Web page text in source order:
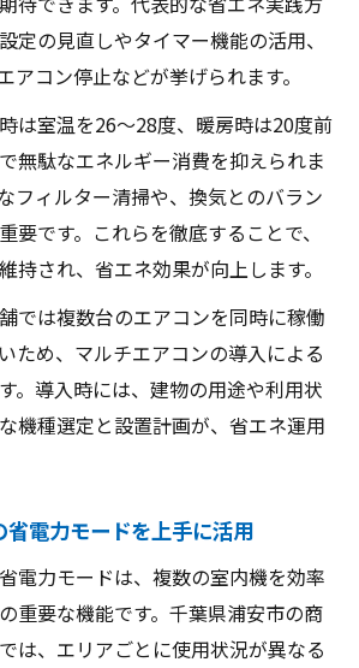
定の見直しやタイマー機能の活用、
アコン停止などが挙げられます。
は室温を26～28度、暖房時は20度前
無駄なエネルギー消費を抑えられま
フィルター清掃や、換気とのバラン
要です。これらを徹底することで、
持され、省エネ効果が向上します。
では複数台のエアコンを同時に稼働
ため、マルチエアコンの導入による
。導入時には、建物の用途や利用状
機種選定と設置計画が、省エネ運用
省電力モードを上手に活用
電力モードは、複数の室内機を効率
重要な機能です。千葉県浦安市の商
は、エリアごとに使用状況が異なる